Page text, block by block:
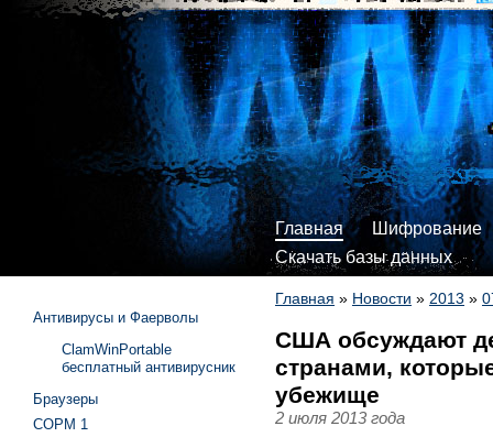
Главная
Шифрование
Скачать базы данных
Главная » Новости » 2013 »
США обсуждают
странами,
убежище
2 июля 2013 года
Антивирусы и Фаерволы
ClamWinPortable
бесплатный антивирусник
Браузеры
СОРМ 1